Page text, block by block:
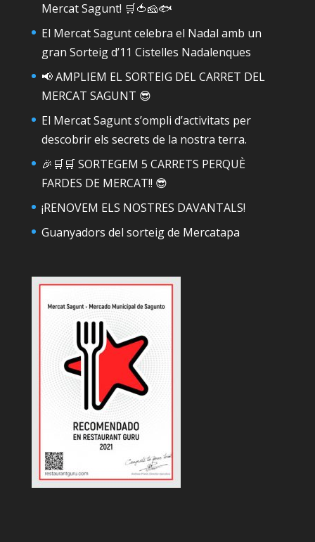
Mercat Sagunt! 🛒🍅🧀🐟
El Mercat Sagunt celebra el Nadal amb un
gran Sorteig d’11 Cistelles Nadalenques
📢 AMPLIEM EL SORTEIG DEL CARRET DEL
MERCAT SAGUNT 😎
El Mercat Sagunt s’ompli d’activitats per
descobrir els secrets de la nostra terra.
🎉🛒🛒 SORTEGEM 5 CARRETS PERQUÈ
FARDES DE MERCAT!! 😎
¡RENOVEM ELS NOSTRES DAVANTALS!
Guanyadors del sorteig de Mercatapa